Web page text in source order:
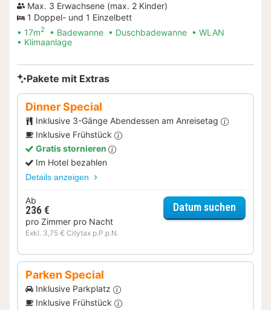
Max. 3 Erwachsene (max. 2 Kinder)
1 Doppel- und 1 Einzelbett
17m2 Badewanne Duschbadewanne
WLAN
Klimaanlage
Pakete mit Extras
Dinner Special
Inklusive 3-Gänge Abendessen am Anreisetag
Inklusive Frühstück
Gratis stornieren
Im Hotel bezahlen
Details anzeigen
Ab
236 €
pro Zimmer pro Nacht
Exkl. 3,75 € Citytax p.P.p.N.
Datum suchen
Parken Special
Inklusive Parkplatz
Inklusive Frühstück